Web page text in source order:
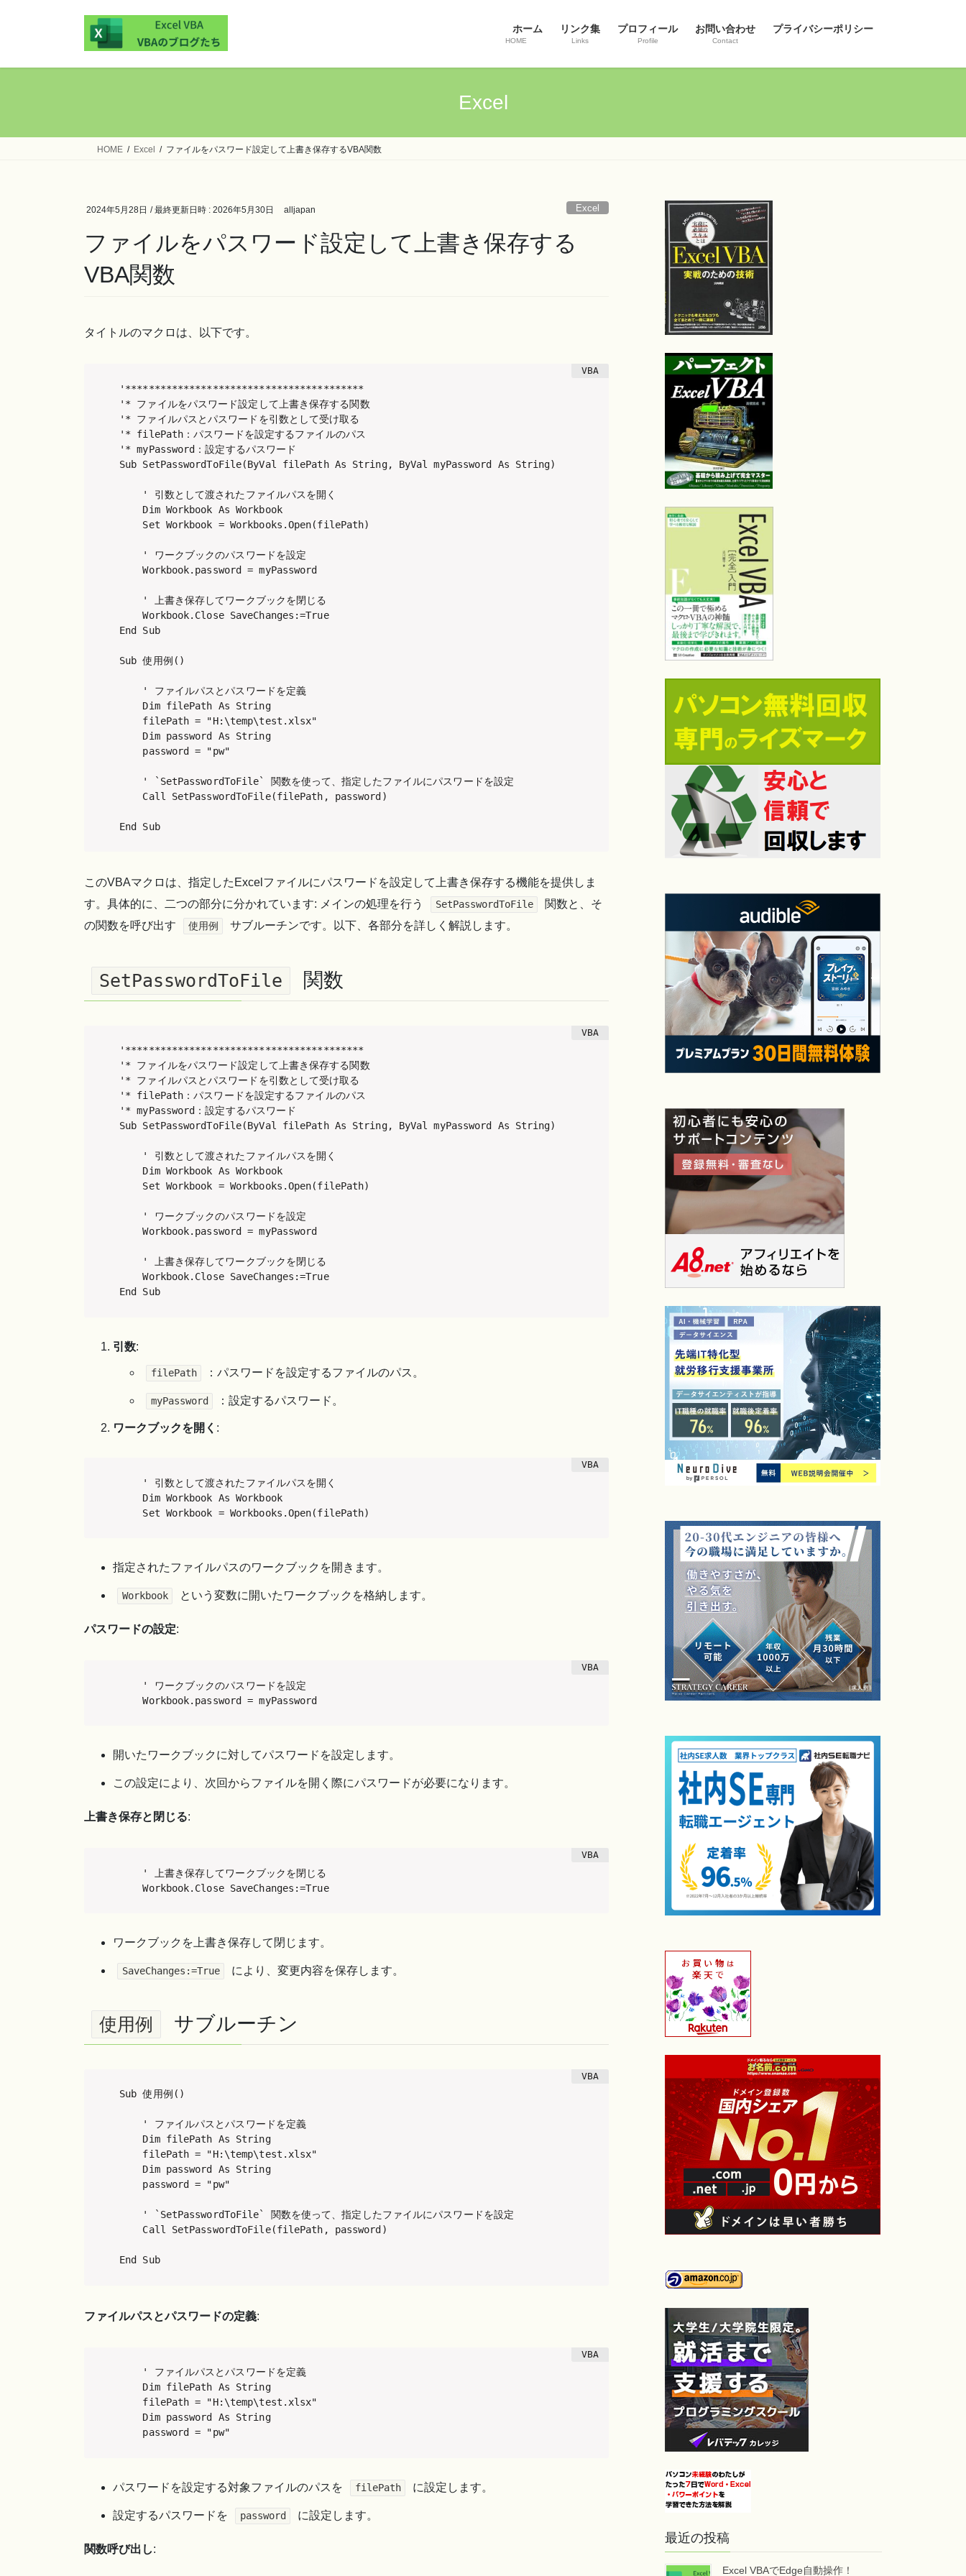
ホーム
HOME
リンク集
Links
プロフィール
Profile
お問い合わせ
Contact
プライバシーポリシー
Excel
HOME Excel ファイルをパスワード設定して上書き保存するVBA関数
2024年5月28日 / 最終更新日時 : 2026年5月30日 alljapan Excel
ファイルをパスワード設定して上書き保存する
VBA関数
タイトルのマクロは、以下です。
'*****************************************
'* ファイルをパスワード設定して上書き保存する関数
'* ファイルパスとパスワードを引数として受け取る
'* filePath：パスワードを設定するファイルのパス
'* myPassword：設定するパスワード
Sub SetPasswordToFile(ByVal filePath As String, ByVal myPassword As String)
    ' 引数として渡されたファイルパスを開く
    Dim Workbook As Workbook
    Set Workbook = Workbooks.Open(filePath)
    ' ワークブックのパスワードを設定
    Workbook.password = myPassword
    ' 上書き保存してワークブックを閉じる
    Workbook.Close SaveChanges:=True
End Sub
Sub 使用例()
    ' ファイルパスとパスワードを定義
    Dim filePath As String
    filePath = "H:\temp\test.xlsx"
    Dim password As String
    password = "pw"
    ' `SetPasswordToFile` 関数を使って、指定したファイルにパスワードを設定
    Call SetPasswordToFile(filePath, password)
End Sub
このVBAマクロは、指定したExcelファイルにパスワードを設定して上書き保存する機能を提供しま
す。具体的に、二つの部分に分かれています: メインの処理を行う
SetPasswordToFile
関数と、そ
の関数を呼び出す
使用例 サブルーチンです。以下、各部分を詳しく解説します。
SetPasswordToFile 関数
'*****************************************
'* ファイルをパスワード設定して上書き保存する関数
'* ファイルパスとパスワードを引数として受け取る
'* filePath：パスワードを設定するファイルのパス
'* myPassword：設定するパスワード
Sub SetPasswordToFile(ByVal filePath As String, ByVal myPassword As String)
    ' 引数として渡されたファイルパスを開く
    Dim Workbook As Workbook
    Set Workbook = Workbooks.Open(filePath)
    ' ワークブックのパスワードを設定
    Workbook.password = myPassword
    ' 上書き保存してワークブックを閉じる
    Workbook.Close SaveChanges:=True
End Sub
引数:
filePath ：パスワードを設定するファイルのパス。
myPassword ：設定するパスワード。
ワークブックを開く :
    ' 引数として渡されたファイルパスを開く
    Dim Workbook As Workbook
    Set Workbook = Workbooks.Open(filePath)
指定されたファイルパスのワークブックを開きます。
Workbook という変数に開いたワークブックを格納します。
パスワードの設定:
    ' ワークブックのパスワードを設定
    Workbook.password = myPassword
開いたワークブックに対してパスワードを設定します。
この設定により、次回からファイルを開く際にパスワードが必要になります。
上書き保存と閉じる:
    ' 上書き保存してワークブックを閉じる
    Workbook.Close SaveChanges:=True
ワークブックを上書き保存して閉じます。
SaveChanges:=True により、変更内容を保存します。
使用例 サブルーチン
Sub 使用例()
    ' ファイルパスとパスワードを定義
    Dim filePath As String
    filePath = "H:\temp\test.xlsx"
    Dim password As String
    password = "pw"
    ' `SetPasswordToFile` 関数を使って、指定したファイルにパスワードを設定
    Call SetPasswordToFile(filePath, password)
End Sub
ファイルパスとパスワードの定義:
    ' ファイルパスとパスワードを定義
    Dim filePath As String
    filePath = "H:\temp\test.xlsx"
    Dim password As String
    password = "pw"
パスワードを設定する対象ファイルのパスを filePath に設定します。
設定するパスワードを password に設定します。
関数呼び出し:
最近の投稿
Excel VBAでEdge自動操作！